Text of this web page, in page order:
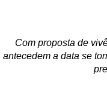
Com proposta de
antecedem a data se